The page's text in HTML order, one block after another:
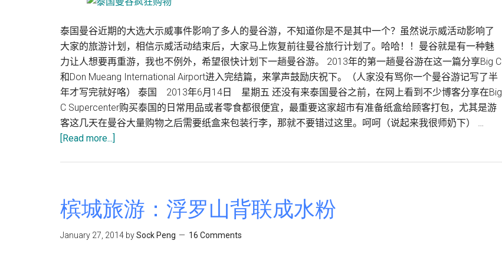
本
＋
蓝
白
云
数
泰国曼谷近期的大选大示威事件影响了多人的曼谷游，不知道你是不是其中一个？虽然说示威活动影响了
大家的旅游计划，相信示威活动结束后，大家马上恢复前往曼谷旅行计划了。哈哈！！曼谷就是有一种魅
力让人想要再重游，我也不例外，希望很快计划下一趟曼谷游。 2013年的第一趟曼谷游在这一篇分享Big C
和Don Mueang International Airport进入完结篇，来掌声鼓励庆祝下。（人家没有骂你一个曼谷游记写了半
年才写完就好咯） 泰国 2013年6月14日 星期五 还没有来泰国曼谷之前，在网上看到不少博客分享在Big
C Supercenter购买泰国的日常用品或者零食都很便宜，最重要这家超市有准备纸盒给顾客打包，尤其是游
客这几天在曼谷大量购物之后需要纸盒来包装行李，那就不要错过这里。呵呵（说起来我很师奶下） …
[Read more...]
谷
旅
游
槟城旅游：浮罗山背联成水粉
January 27, 2014 bySock Peng 16 Comments